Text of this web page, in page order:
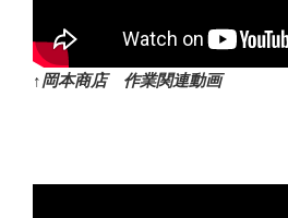
↑岡本商店 作業関連動画